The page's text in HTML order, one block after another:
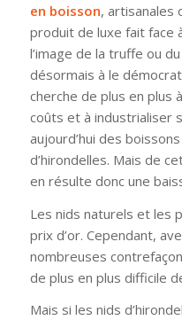
en boisson, artisanales
produit de luxe fait face
l’image de la truffe ou
désormais à le
cherche de plus en plus
coûts et à industrialiser
aujourd’hui des
d’hirondelles. Mais de
en résulte donc une
Les nids naturels et les
prix d’or. Cependant,
nombreuses
de plus en plus difficile
Mais si les nids